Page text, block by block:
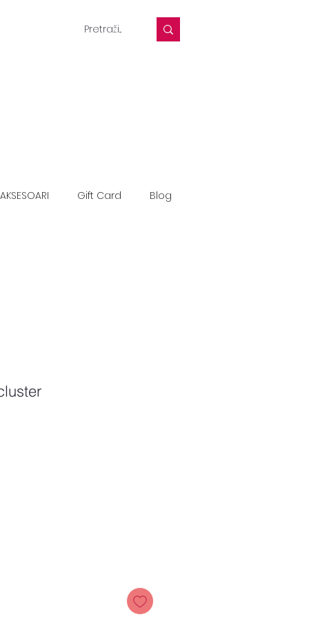
Gift Card Blog